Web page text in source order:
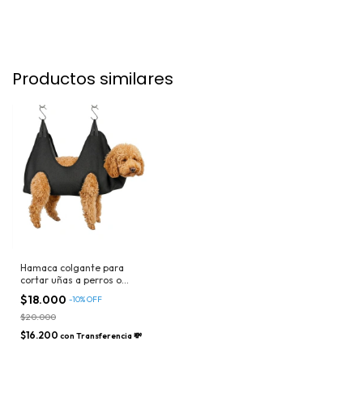
Productos similares
Hamaca colgante para
cortar uñas a perros o
gatos
$18.000 -10%OFF
$20.000
$16.200 con Transferencia 💸